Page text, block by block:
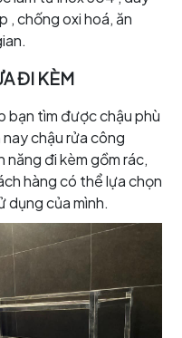
, chống oxi hoá, ăn
ĐI KÈM
bạn tìm được chậu phù
chậu rửa công
đi kèm gồm rác,
hàng có thể lựa chọn
dụng của mình.